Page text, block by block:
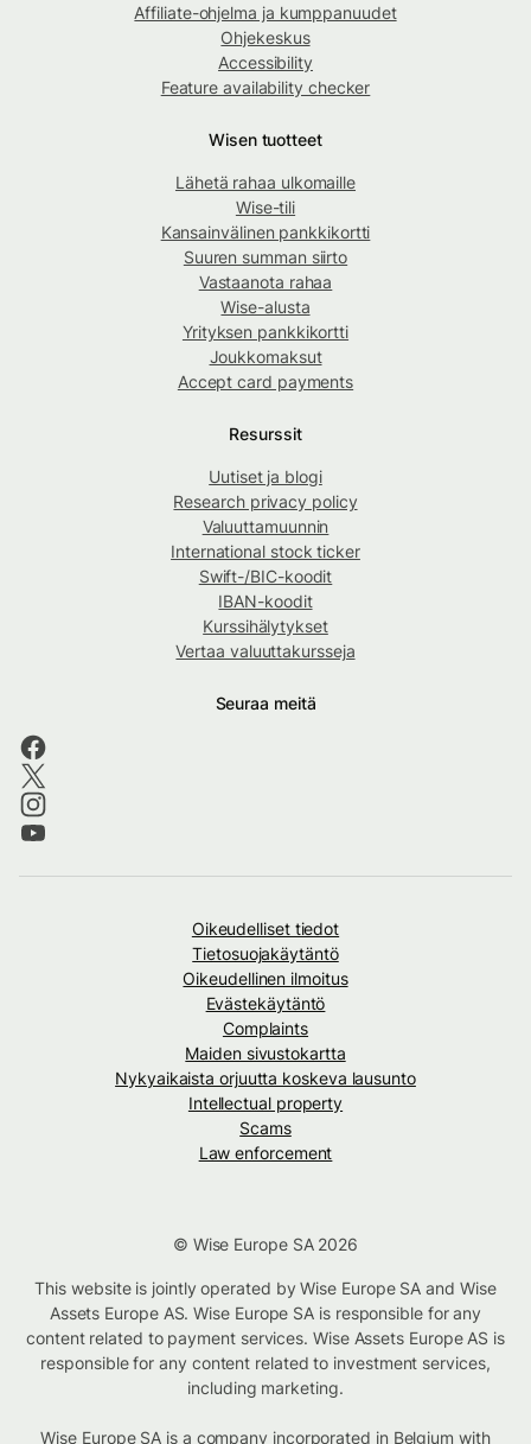
Affiliate-ohjelma ja kumppanuudet
Ohjekeskus
Accessibility
Feature availability checker
Wisen tuotteet
Lähetä rahaa ulkomaille
Wise-tili
Kansainvälinen pankkikortti
Suuren summan siirto
Vastaanota rahaa
Wise-alusta
Yrityksen pankkikortti
Joukkomaksut
Accept card payments
Resurssit
Uutiset ja blogi
Research privacy policy
Valuuttamuunnin
International stock ticker
Swift-/BIC-koodit
IBAN-koodit
Kurssihälytykset
Vertaa valuuttakursseja
Seuraa meitä
Oikeudelliset tiedot
Tietosuojakäytäntö
Oikeudellinen ilmoitus
Evästekäytäntö
Complaints
Maiden sivustokartta
Nykyaikaista orjuutta koskeva lausunto
Intellectual property
Scams
Law enforcement
© Wise Europe SA 2026
This website is jointly operated by Wise Europe SA and Wise
Assets Europe AS. Wise Europe SA is responsible for any
content related to payment services. Wise Assets Europe AS is
responsible for any content related to investment services,
including marketing.
Wise Europe SA is a company incorporated in Belgium with